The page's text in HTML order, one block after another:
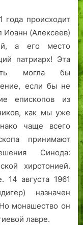
года происходит
(Алексеев)
а его место
патриарх! Эта
могла бы
если бы не
епископов из
как мы уже
чаще всего
принимают
Синода:
хиротонией.
14 августа 1961
назначен
монашество он
лавре.